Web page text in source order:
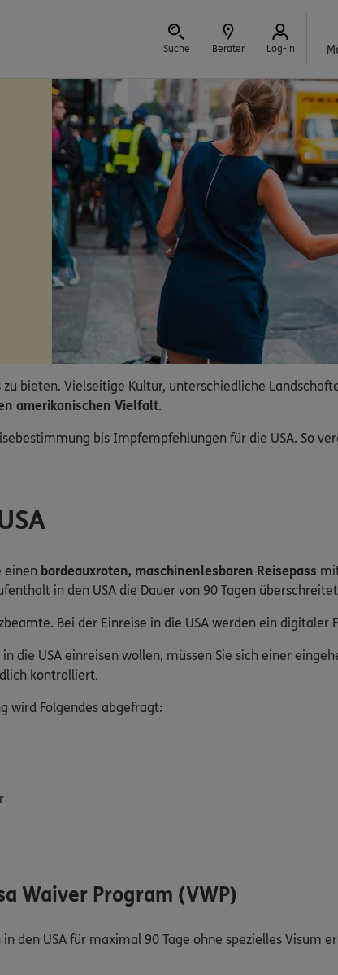
Suche Berater Log-in
bieten. Vielseitige Kultur, unterschiedliche
amerikanischen Vielfalt.
bis Impfempfehlungen für die USA. So
einen bordeauxroten, maschinenlesbaren Reisepass
in den USA die Dauer von 90 Tagen
Bei der Einreise in die USA werden ein
die USA einreisen wollen, müssen Sie sich einer
kontrolliert.
wird Folgendes abgefragt:
Waiver Program (VWP)
den USA für maximal 90 Tage ohne spezielles Visum